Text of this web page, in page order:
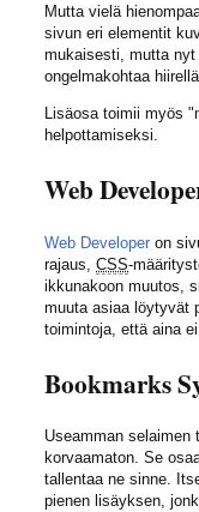
Mutta vielä
sivun eri elementit
mukaisesti, mutta
ongelmakohtaa
Lisäosa toimii myös
helpottamiseksi.
Web
Web Developer on
rajaus, CSS-
ikkunakoon muutos,
muuta asiaa löytyvät
toimintoja, että aina
Bookmarks
Useamman selaimen
korvaamaton. Se
tallentaa ne sinne.
pienen lisäyksen,